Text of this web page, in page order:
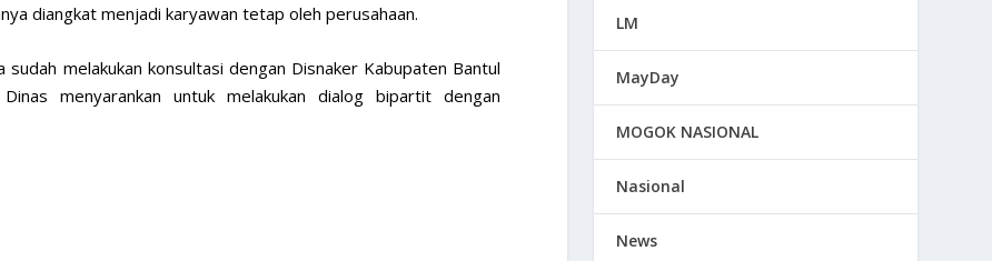
diangkat menjadi karyawan tetap oleh perusahaan.
melakukan konsultasi dengan Disnaker Kabupaten Bantul
menyarankan untuk melakukan dialog bipartit dengan
LM
MayDay
MOGOK NASIONAL
Nasional
News